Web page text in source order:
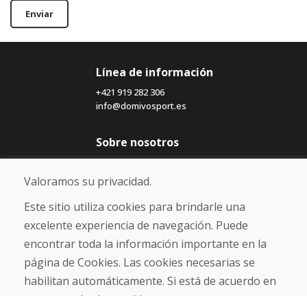
Enviar
Línea de información
+421 919 282 306
info@domivosport.es
Sobre nosotros
Blog
Sobre nosotros
Comercio
Contacto
Compra
Tienda electrónica
Envío y pago
Valoramos su privacidad.
Este sitio utiliza cookies para brindarle una
excelente experiencia de navegación. Puede
encontrar toda la información importante en la
página de Cookies. Las cookies necesarias se
habilitan automáticamente. Si está de acuerdo en